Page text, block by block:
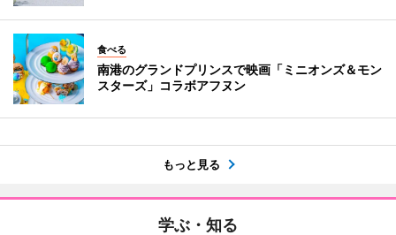
食べる
南港のグランドプリンスで映画「ミニオンズ＆モン
スターズ」コラボアフヌン
もっと見る
学ぶ・知る